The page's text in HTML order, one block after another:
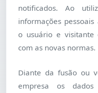
notificados. Ao
informações
o usuário e visitante
com as novas normas.
Diante da fusão ou
empresa os